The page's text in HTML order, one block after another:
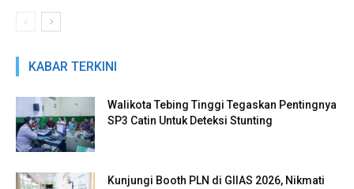
KABAR TERKINI
Walikota Tebing Tinggi Tegaskan Pentingnya
SP3 Catin Untuk Deteksi Stunting
Kunjungi Booth PLN di GIIAS 2026, Nikmati